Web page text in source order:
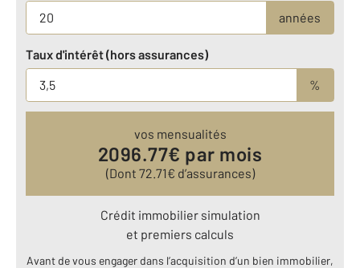
années
Taux d'intérêt (hors assurances)
%
vos mensualités
2096.77€ par mois
(Dont 72.71€ d’assurances)
Crédit immobilier simulation
et premiers calculs
Avant de vous engager dans l’acquisition d’un bien immobilier,